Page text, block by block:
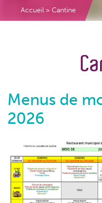
Accueil > Cantine
Menus de
2026